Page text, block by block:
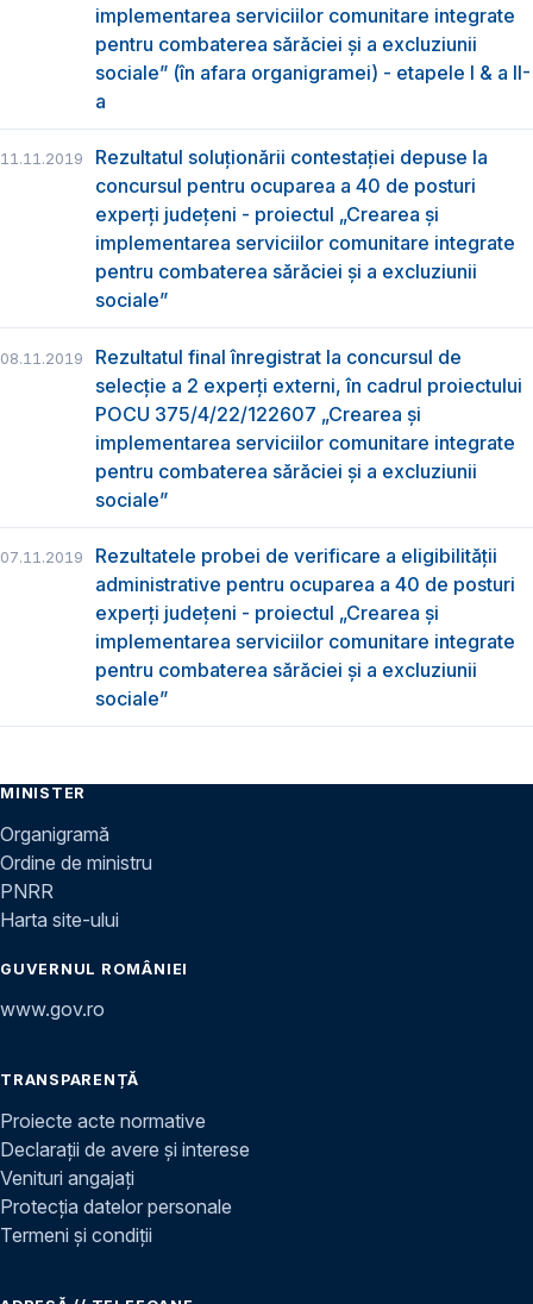
implementarea serviciilor comunitare integrate
pentru combaterea sărăciei și a excluziunii
sociale” (în afara organigramei) - etapele I & a II-
a
11.11.2019
Rezultatul soluționării contestației depuse la
concursul pentru ocuparea a 40 de posturi
experți județeni - proiectul „Crearea și
implementarea serviciilor comunitare integrate
pentru combaterea sărăciei și a excluziunii
sociale”
08.11.2019
Rezultatul final înregistrat la concursul de
selecție a 2 experți externi, în cadrul proiectului
POCU 375/4/22/122607 „Crearea și
implementarea serviciilor comunitare integrate
pentru combaterea sărăciei și a excluziunii
sociale”
07.11.2019
Rezultatele probei de verificare a eligibilității
administrative pentru ocuparea a 40 de posturi
experți județeni - proiectul „Crearea și
implementarea serviciilor comunitare integrate
pentru combaterea sărăciei și a excluziunii
sociale”
MINISTER
Organigramă
Ordine de ministru
PNRR
Harta site-ului
GUVERNUL ROMÂNIEI
www.gov.ro
TRANSPARENȚĂ
Proiecte acte normative
Declarații de avere și interese
Venituri angajați
Protecția datelor personale
Termeni și condiții